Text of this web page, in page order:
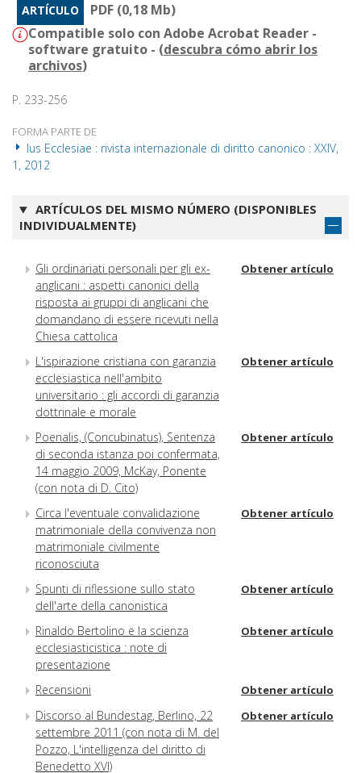
ARTÍCULO
PDF (0,18 Mb)
Compatible solo con Adobe Acrobat Reader -
software gratuito - (descubra cómo abrir los
archivos)
P. 233-256
FORMA PARTE DE
Ius Ecclesiae : rivista internazionale di diritto canonico : XXIV,
1, 2012
ARTÍCULOS DEL MISMO NÚMERO (DISPONIBLES
INDIVIDUALMENTE)
Gli ordinariati personali per gli ex-
anglicani : aspetti canonici della
risposta ai gruppi di anglicani che
domandano di essere ricevuti nella
Chiesa cattolica
Obtener artículo
L'ispirazione cristiana con garanzia
ecclesiastica nell'ambito
universitario : gli accordi di garanzia
dottrinale e morale
Obtener artículo
Poenalis, (Concubinatus), Sentenza
di seconda istanza poi confermata,
14 maggio 2009, McKay, Ponente
(con nota di D. Cito)
Obtener artículo
Circa l'eventuale convalidazione
matrimoniale della convivenza non
matrimoniale civilmente
riconosciuta
Obtener artículo
Spunti di riflessione sullo stato
dell'arte della canonistica
Obtener artículo
Rinaldo Bertolino e la scienza
ecclesiasticistica : note di
presentazione
Obtener artículo
Recensioni Obtener artículo
Discorso al Bundestag, Berlino, 22
settembre 2011 (con nota di M. del
Pozzo, L'intelligenza del diritto di
Benedetto XVI)
Obtener artículo